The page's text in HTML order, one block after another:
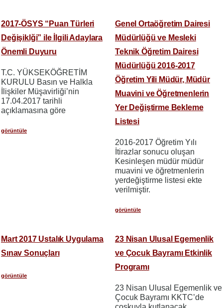
2017-ÖSYS “Puan Türleri
Değişiklği” ile İlgili Adaylara
Önemli Duyuru
T.C. YÜKSEKÖĞRETİM
KURULU Basın ve Halkla
İlişkiler Müşavirliği’nin
17.04.2017 tarihli
açıklamasına göre
görüntüle
Genel Ortaöğretim Dairesi
Müdürlüğü ve Mesleki
Teknik Öğretim Dairesi
Müdürlüğü 2016-2017
Öğretim Yili Müdür, Müdür
Muavini ve Öğretmenlerin
Yer Değiştirme Bekleme
Listesi
2016-2017 Öğretim Yılı
İtirazlar sonucu oluşan
Kesinleşen müdür müdür
muavini ve öğretmenlerin
yerdeğiştirme listesi ekte
verilmiştir.
görüntüle
Mart 2017 Ustalık Uygulama
Sınav Sonuçları
görüntüle
23 Nisan Ulusal Egemenlik
ve Çocuk Bayramı Etkinlik
Programı
23 Nisan Ulusal Egemenlik ve
Çocuk Bayramı KKTC’de